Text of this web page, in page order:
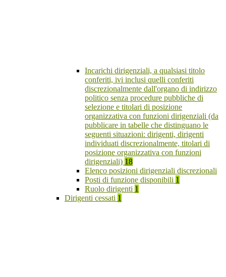
Incarichi dirigenziali, a qualsiasi titolo
conferiti, ivi inclusi quelli conferiti
discrezionalmente dall'organo di indirizzo
politico senza procedure pubbliche di
selezione e titolari di posizione
organizzativa con funzioni dirigenziali (da
pubblicare in tabelle che distinguano le
seguenti situazioni: dirigenti, dirigenti
individuati discrezionalmente, titolari di
posizione organizzativa con funzioni
dirigenziali) 18
Elenco posizioni dirigenziali discrezionali
Posti di funzione disponibili 1
Ruolo dirigenti 1
Dirigenti cessati 1